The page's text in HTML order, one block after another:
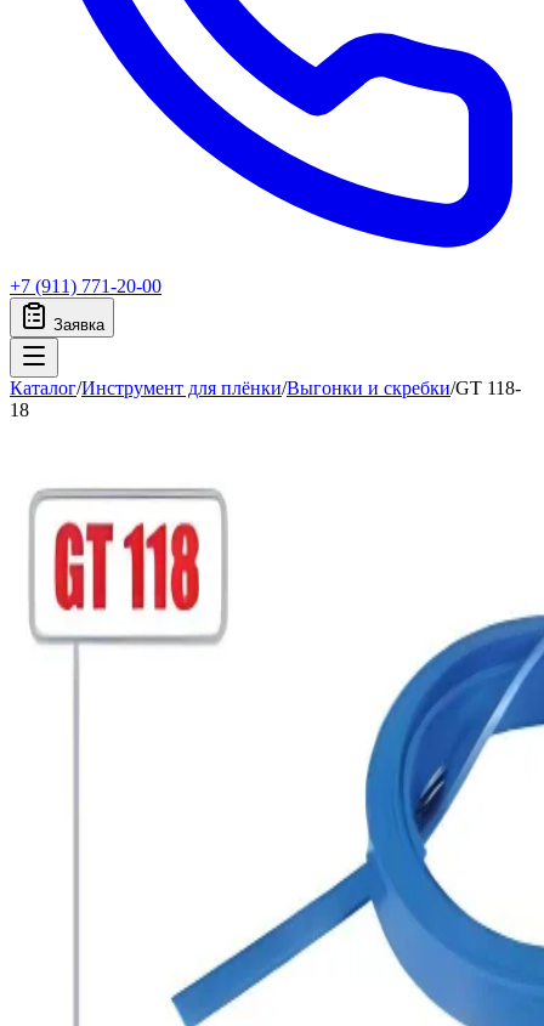
+7 (911) 771-20-00
Заявка
Каталог/Инструмент для плёнки/Выгонки и скребки/GT 118-
18